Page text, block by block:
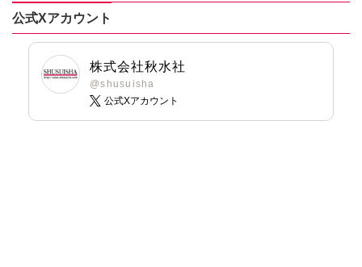
す～ 1
公式Xアカウント
株式会社秋水社
@shusuisha
公式Xアカウント